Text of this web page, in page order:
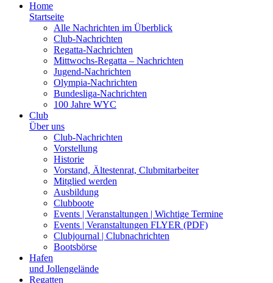
Home
Startseite
Alle Nachrichten im Überblick
Club-Nachrichten
Regatta-Nachrichten
Mittwochs-Regatta – Nachrichten
Jugend-Nachrichten
Olympia-Nachrichten
Bundesliga-Nachrichten
100 Jahre WYC
Club
Über uns
Club-Nachrichten
Vorstellung
Historie
Vorstand, Ältestenrat, Clubmitarbeiter
Mitglied werden
Ausbildung
Clubboote
Events | Veranstaltungen | Wichtige Termine
Events | Veranstaltungen FLYER (PDF)
Clubjournal | Clubnachrichten
Bootsbörse
Hafen
und Jollengelände
Regatten